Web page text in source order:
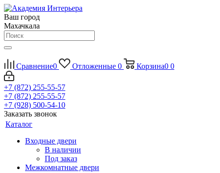
Ваш город
Махачкала
Сравнение0 Отложенные 0 Корзина0 0
+7 (872) 255-55-57
+7 (872) 255-55-57
+7 (928) 500-54-10
Заказать звонок
Каталог
Входные двери
В наличии
Под заказ
Межкомнатные двери